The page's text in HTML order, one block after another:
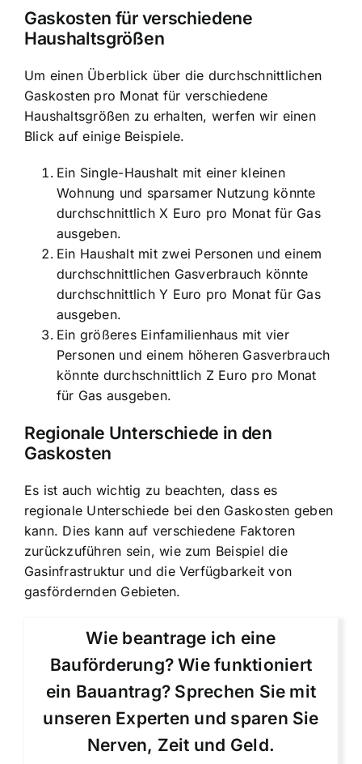
Gaskosten für verschiedene
Haushaltsgrößen
Um einen Überblick über die durchschnittlichen
Gaskosten pro Monat für verschiedene
Haushaltsgrößen zu erhalten, werfen wir einen
Blick auf einige Beispiele.
Ein Single-Haushalt mit einer kleinen
Wohnung und sparsamer Nutzung könnte
durchschnittlich X Euro pro Monat für Gas
ausgeben.
Ein Haushalt mit zwei Personen und einem
durchschnittlichen Gasverbrauch könnte
durchschnittlich Y Euro pro Monat für Gas
ausgeben.
Ein größeres Einfamilienhaus mit vier
Personen und einem höheren Gasverbrauch
könnte durchschnittlich Z Euro pro Monat
für Gas ausgeben.
Regionale Unterschiede in den
Gaskosten
Es ist auch wichtig zu beachten, dass es
regionale Unterschiede bei den Gaskosten geben
kann. Dies kann auf verschiedene Faktoren
zurückzuführen sein, wie zum Beispiel die
Gasinfrastruktur und die Verfügbarkeit von
gasfördernden Gebieten.
Wie beantrage ich eine
Bauförderung? Wie funktioniert
ein Bauantrag? Sprechen Sie mit
unseren Experten und sparen Sie
Nerven, Zeit und Geld.